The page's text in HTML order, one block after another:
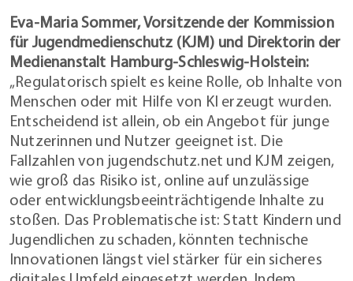
Eva-Maria Sommer, Vorsitzende der Kommission
für Jugendmedienschutz (KJM) und Direktorin der
Medienanstalt Hamburg-Schleswig-Holstein:
„Regulatorisch spielt es keine Rolle, ob Inhalte von
Menschen oder mit Hilfe von KI erzeugt wurden.
Entscheidend ist allein, ob ein Angebot für junge
Nutzerinnen und Nutzer geeignet ist. Die
Fallzahlen von jugendschutz.net und KJM zeigen,
wie groß das Risiko ist, online auf unzulässige
oder entwicklungsbeeinträchtigende Inhalte zu
stoßen. Das Problematische ist: Statt Kindern und
Jugendlichen zu schaden, könnten technische
Innovationen längst viel stärker für ein sicheres